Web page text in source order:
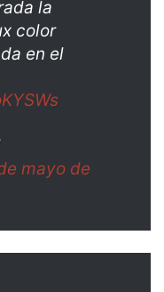
la
color
en el
mayo de